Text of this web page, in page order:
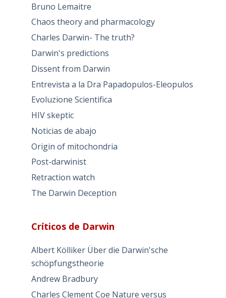
Bruno Lemaitre
Chaos theory and pharmacology
Charles Darwin- The truth?
Darwin's predictions
Dissent from Darwin
Entrevista a la Dra Papadopulos-Eleopulos
Evoluzione Scientifica
HIV skeptic
Noticias de abajo
Origin of mitochondria
Post-darwinist
Retraction watch
The Darwin Deception
Críticos de Darwin
Albert Kölliker Über die Darwin'sche
schöpfungstheorie
Andrew Bradbury
Charles Clement Coe Nature versus